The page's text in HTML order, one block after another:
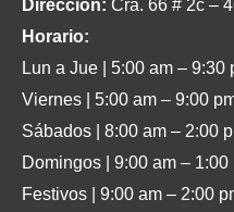
Dirección: Cra. 66 # 2c –
Horario:
Lun a Jue | 5:00 am – 9:30
Viernes | 5:00 am – 9:00
Sábados | 8:00 am – 2:00
Domingos | 9:00 am – 1:00
Festivos | 9:00 am – 2:00